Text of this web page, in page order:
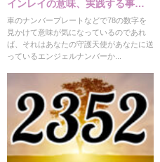
インレイの意味、実践する事を
解説
車のナンバープレートなどで78の数字を
見かけて意味が気になっているのであれ
ば、それはあなたの守護天使があなたに送
っているエンジェルナンバーか...